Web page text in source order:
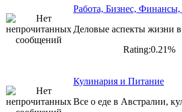
Работа, Бизнес,
Деловые аспекты жизни
Rating:0.21%
Кулинария и Питание
Все о еде в Австралии,